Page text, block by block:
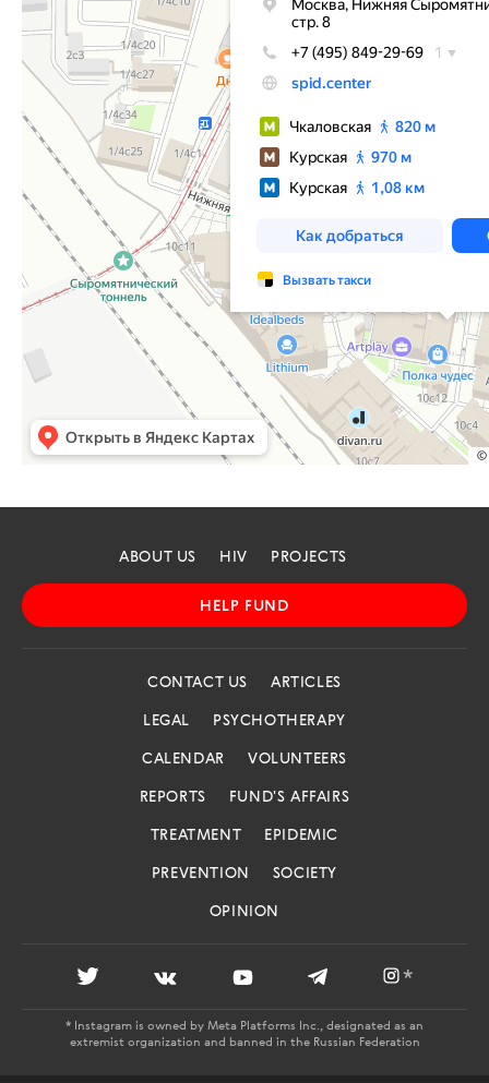
ABOUT US HIV PROJECTS
HELP FUND
CONTACT US ARTICLES
LEGAL PSYCHOTHERAPY
CALENDAR VOLUNTEERS
REPORTS FUND'S AFFAIRS
TREATMENT EPIDEMIC
PREVENTION SOCIETY
OPINION
*
* Instagram is owned by Meta Platforms Inc., designated as an
extremist organization and banned in the Russian Federation